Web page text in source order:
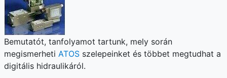
Bemutatót, tanfolyamot tartunk, mely során
megismerheti ATOS szelepeinket és többet megtudhat a
digitális hidraulikáról.